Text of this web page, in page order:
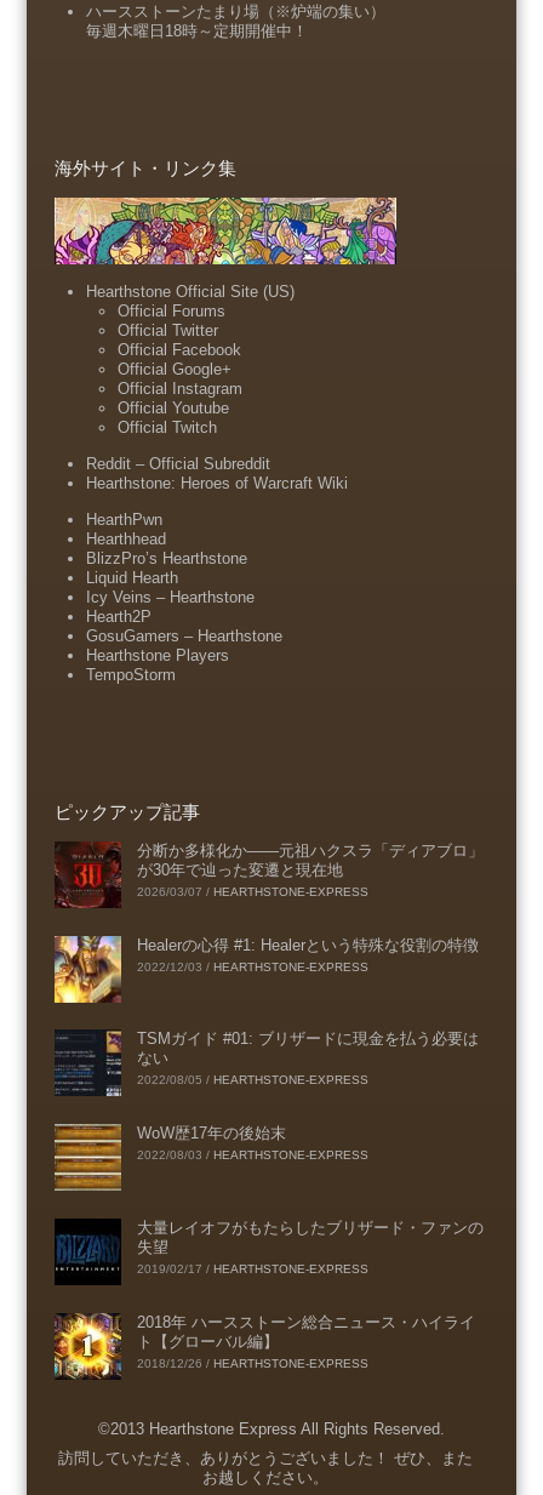
ハースストーンたまり場（※炉端の集い）
毎週木曜日18時～定期開催中！
海外サイト・リンク集
Hearthstone Official Site (US)
Official Forums
Official Twitter
Official Facebook
Official Google+
Official Instagram
Official Youtube
Official Twitch
Reddit – Official Subreddit
Hearthstone: Heroes of Warcraft Wiki
HearthPwn
Hearthhead
BlizzPro’s Hearthstone
Liquid Hearth
Icy Veins – Hearthstone
Hearth2P
GosuGamers – Hearthstone
Hearthstone Players
TempoStorm
ピックアップ記事
分断か多様化か――元祖ハクスラ「ディアブロ」
が30年で辿った変遷と現在地
2026/03/07 / HEARTHSTONE-EXPRESS
Healerの心得 #1: Healerという特殊な役割の特徴
2022/12/03 / HEARTHSTONE-EXPRESS
TSMガイド #01: ブリザードに現金を払う必要は
ない
2022/08/05 / HEARTHSTONE-EXPRESS
WoW歴17年の後始末
2022/08/03 / HEARTHSTONE-EXPRESS
大量レイオフがもたらしたブリザード・ファンの
失望
2019/02/17 / HEARTHSTONE-EXPRESS
2018年 ハースストーン総合ニュース・ハイライ
ト【グローバル編】
2018/12/26 / HEARTHSTONE-EXPRESS
©2013 Hearthstone Express All Rights Reserved.
Menu
訪問していただき、ありがとうございました！ ぜひ、また
お越しください。